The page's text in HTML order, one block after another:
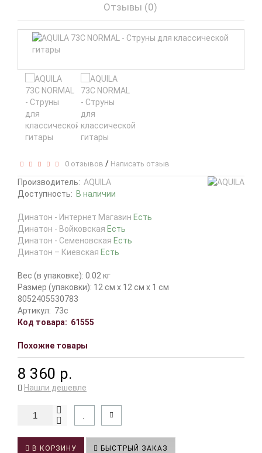
Отзывы (0)
0 отзывов / Написать отзыв
Производитель: AQUILA
Доступность: В наличии
Динатон - Интернет Магазин Есть
Динатон - Войковская Есть
Динатон - Семеновская Есть
Динатон – Киевская Есть
Вес (в упаковке): 0.02 кг
Размер (упаковки): 12 см x 12 см x 1 см
8052405530783
Артикул: 73c
Код товара: 61555
Похожие товары
8 360 р.
Нашли дешевле
В КОРЗИНУ БЫСТРЫЙ ЗАКАЗ